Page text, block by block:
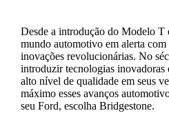
Desde a introdução do Modelo T
mundo automotivo em alerta com
inovações revolucionárias. No
introduzir tecnologias inovadoras
alto nível de qualidade em seus
máximo esses avanços
seu Ford, escolha Bridgestone.